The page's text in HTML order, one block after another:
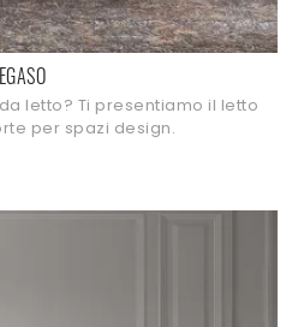
letto? Ti presentiamo il letto
per spazi design.